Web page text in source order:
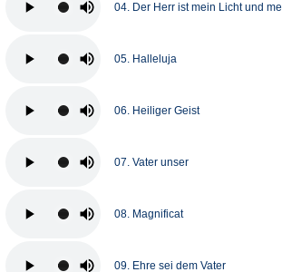
04. Der Herr ist mein Licht und
05. Halleluja
06. Heiliger Geist
07. Vater unser
08. Magnificat
09. Ehre sei dem Vater